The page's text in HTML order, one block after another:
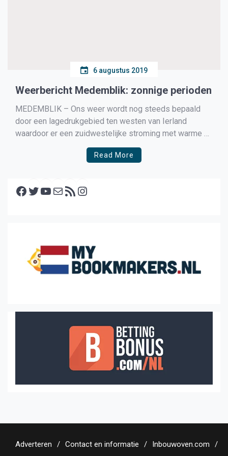
6 augustus 2019
Weerbericht Medemblik: zonnige perioden
MEDEMBLIK – Ons weer wordt nog steeds bepaald
door een lagedrukgebied ten westen van Ierland
waardoor er een zuidwestelijke stroming met warme en
vochtige lucht onze kant op komt.
Read More
Facebook Twitter YouTube E-mail RSS feed
Adverteren Contact en informatie Inbouwoven.com